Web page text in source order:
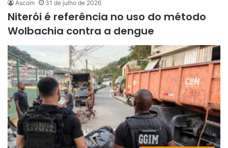
Ascom 31 de julho de 2026
Niterói é referência no uso do método
Wolbachia contra a dengue